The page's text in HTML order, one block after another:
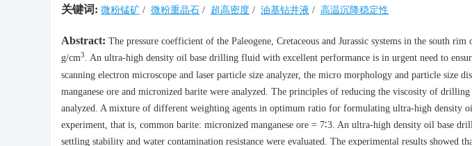
关键词: 微粉锰矿 / 微粉重晶石 / 超高密度 / 油基钻井液 / 高温沉降稳定性
Abstract: The pressure coefficient of the Paleogene, Cretaceous and Jurassic systems in the south
g/cm3. An ultra-high density oil base drilling fluid with excellent performance is in urgent need to
scanning electron microscope and laser particle size analyzer, the micro morphology and particle size
manganese ore and micronized barite were analyzed. The principles of reducing the viscosity of
analyzed. A mixture of different weighting agents in optimum ratio for formulating ultra-high density
experiment, that is, common barite: micronized manganese ore = 7∶3. An ultra-high density oil base
settling stability and water contamination resistance were evaluated. The experimental results showed